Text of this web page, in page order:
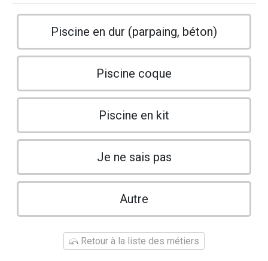
Piscine en dur (parpaing, béton)
Piscine coque
Piscine en kit
Je ne sais pas
Autre
Retour à la liste des métiers